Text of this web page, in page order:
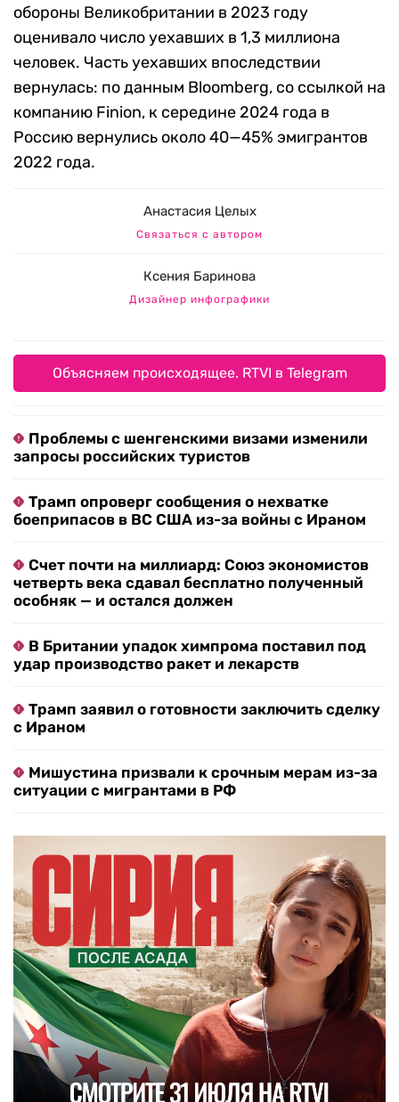
обороны Великобритании в 2023 году
оценивало число уехавших в 1,3 миллиона
человек. Часть уехавших впоследствии
вернулась: по данным Bloomberg, со ссылкой на
компанию Finion, к середине 2024 года в
Россию вернулись около 40—45% эмигрантов
2022 года.
Анастасия Целых
Связаться с автором
Ксения Баринова
Дизайнер инфографики
Объясняем происходящее. RTVI в Telegram
Проблемы с шенгенскими визами изменили
запросы российских туристов
Трамп опроверг сообщения о нехватке
боеприпасов в ВС США из-за войны с Ираном
Счет почти на миллиард: Союз экономистов
четверть века сдавал бесплатно полученный
особняк — и остался должен
В Британии упадок химпрома поставил под
удар производство ракет и лекарств
Трамп заявил о готовности заключить сделку
с Ираном
Мишустина призвали к срочным мерам из-за
ситуации с мигрантами в РФ